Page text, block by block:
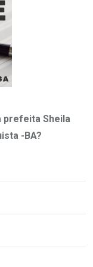
prefeita Sheila
-BA?